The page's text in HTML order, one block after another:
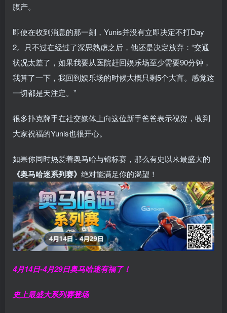
腹产。
即使在收到消息的那一刻，Yunis并没有立即决定不打Day
2。只不过在经过了深思熟虑之后，他还是决定放弃：“交通
状况太差了，如果我要从医院赶回娱乐场至少需要90分钟，
我算了一下，我回到娱乐场的时候大概只剩5个大盲。感觉这
一切都是天注定。”
很多扑克牌手在社交媒体上向这位新手爸爸表示祝贺，收到
大家祝福的Yunis也很开心。
如果你同时热爱着奥马哈与锦标赛，那么有史以来最盛大的
《奥马哈迷系列赛》 绝对能满足你的渴望！
4月14日-4月29日奥马哈迷有福了！
史上最盛大系列赛登场